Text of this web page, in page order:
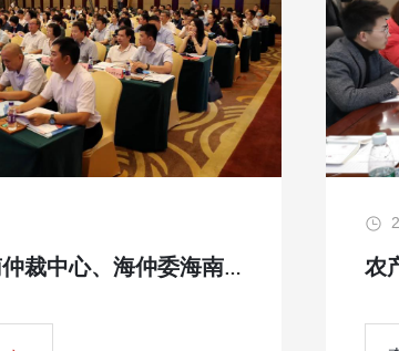
贸仲委海南仲裁中心、海仲委海南仲裁中心揭牌 农贸联仲裁委参加揭牌仪式和研讨会